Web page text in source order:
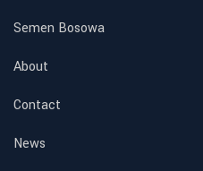
Semen Bosowa
About
Contact
News